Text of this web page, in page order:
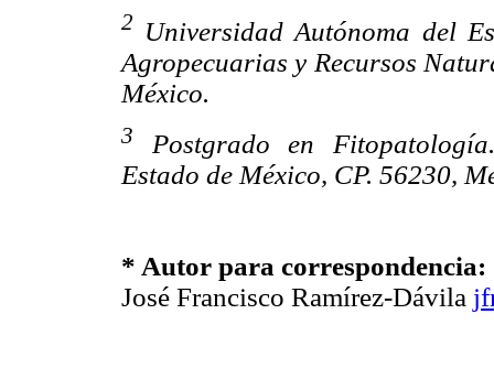
2 Universidad Autónoma del
Agropecuarias y Recursos
México.
3
Postgrado en
Estado de México, CP. 56230,
* Autor para correspondencia:
José Francisco Ramírez-Dávila